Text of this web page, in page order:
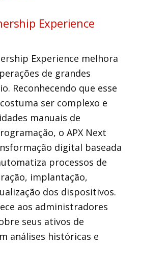
Experience
Experience melhora
de grandes
Reconhecendo que esse
ser complexo e
manuais de
o APX Next
digital baseada
processos de
implantação,
dos dispositivos.
aos administradores
seus ativos de
análises históricas e